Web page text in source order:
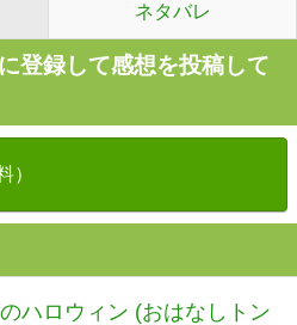
ネタバレ
登録して感想を投稿して
）
ハロウィン (おはなしトン